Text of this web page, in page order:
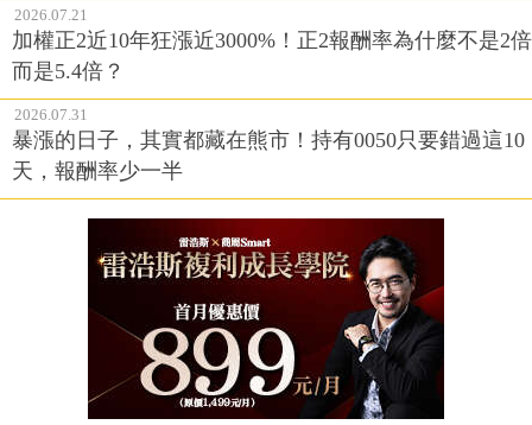
2026.07.21
加權正2近10年狂漲近3000%！正2報酬率為什麼不是2倍
而是5.4倍？
2026.07.31
暴漲的日子，其實都藏在熊市！持有0050只要錯過這10
天，報酬率少一半